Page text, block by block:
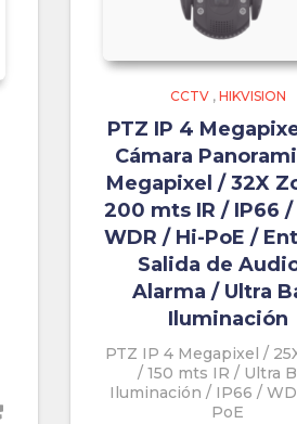
CCTV, HIKVISION
PTZ IP 4
Cámara
Megapixel / 32X
200 mts IR / IP66 /
WDR / Hi-PoE /
Salida de
Alarma / Ultra
Iluminación
PTZ IP 4 Megapixel /
/ 150 mts IR / Ultra
Iluminación / IP66 /
PoE